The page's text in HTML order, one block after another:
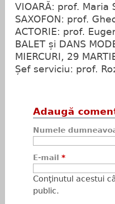
VIOARĂ: prof. Maria
SAXOFON: prof.
ACTORIE: prof.
BALET și DANS
MIERCURI, 29
Șef serviciu: prof.
Adaugă
Numele
E-mail *
Conţinutul acestui
public.